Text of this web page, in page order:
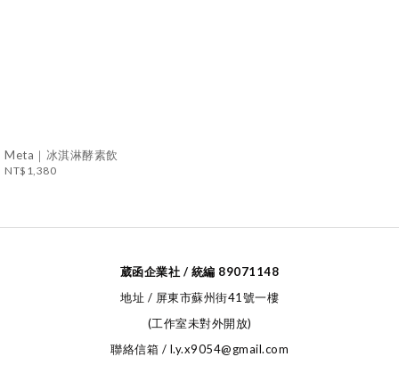
Meta｜冰淇淋酵素飲
NT$1,380
葳函企業社 / 統編 89071148
地址 / 屏東市蘇州街41號一樓
(工作室未對外開放)
聯絡信箱 / l.y.x9054@gmail.com